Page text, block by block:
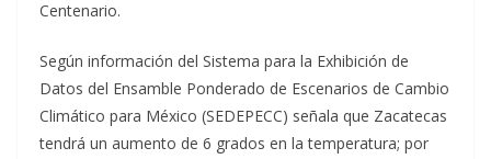
Centenario.
Según información del Sistema para la Exhibición de
Datos del Ensamble Ponderado de Escenarios de Cambio
Climático para México (SEDEPECC) señala que Zacatecas
tendrá un aumento de 6 grados en la temperatura; por